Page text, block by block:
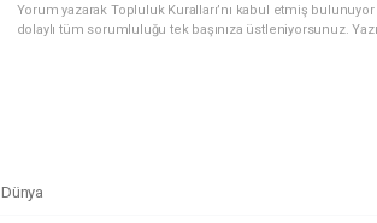
Yorum yazarak Topluluk Kuralları’nı kabul etmiş
dolaylı tüm sorumluluğu tek başınıza üstleniyorsunuz.
Dünya